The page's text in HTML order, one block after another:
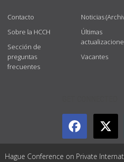
Contacto
Sobre la HCCH
Sección de
preguntas
frecuentes
Noticias
Últimas
Vacantes
Hague Conference on Private